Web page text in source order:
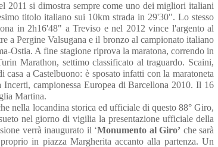
2011 si dimostra sempre come uno dei migliori italiani
titolo italiano sui 10km strada in 29'30". Lo stesso
in 2h16'48" a Treviso e nel 2012 vince l'argento al
a Pergine Valsugana e il bronzo al campionato italiano
Ostia. A fine stagione riprova la maratona, correndo in
Marathon, settimo classificato al traguardo. Scaini,
a Castelbuono: è sposato infatti con la maratoneta
campionessa Europea di Barcellona 2010. Il 16
Martina.
nella locandina storica ed ufficiale di questo 88° Giro,
nel giorno di vigilia la presentazione ufficiale della
verrà inaugurato il ‘Monumento al Giro’ che sarà
in piazza Margherita accanto alla partenza. Un